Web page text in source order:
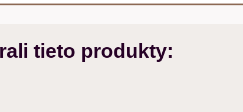
tieto produkty: